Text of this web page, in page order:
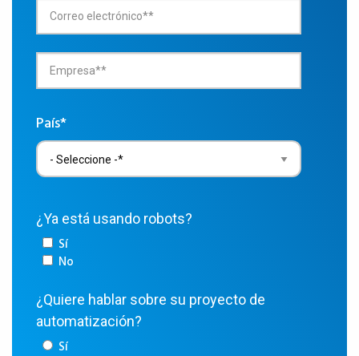
País*
¿Ya está usando robots?
Sí
No
¿Quiere hablar sobre su proyecto de
automatización?
Sí